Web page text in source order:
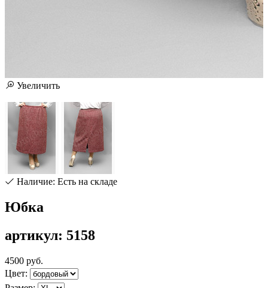
Увеличить
Наличие: Есть на складе
Юбка
артикул: 5158
4500 руб.
Цвет: